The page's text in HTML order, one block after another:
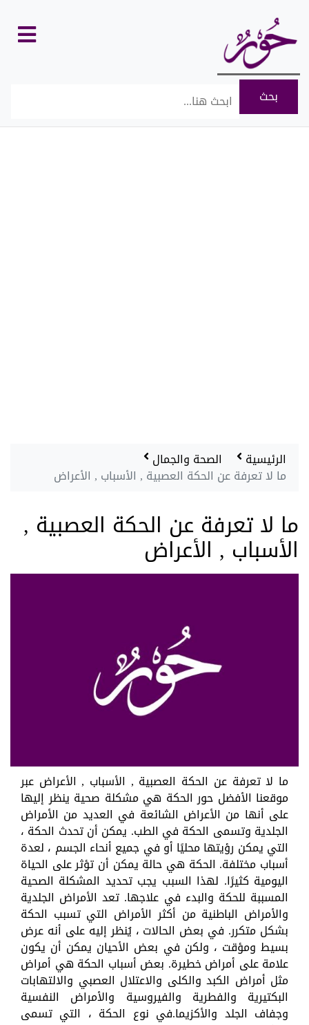
الرئيسية الصحة والجمال
ما لا تعرفة عن الحكة العصبية , الأسباب , الأعراض
ما لا تعرفة عن الحكة العصبية ,
الأسباب , الأعراض
ما لا تعرفة عن الحكة العصبية , الأسباب , الأعراض عبر
موقعنا الأفضل حور الحكة هي مشكلة صحية ينظر إليها
على أنها من الأعراض الشائعة في العديد من الأمراض
الجلدية وتسمى الحكة في الطب. يمكن أن تحدث الحكة ،
التي يمكن رؤيتها محليًا أو في جميع أنحاء الجسم ، لعدة
أسباب مختلفة. الحكة هي حالة يمكن أن تؤثر على الحياة
اليومية كثيرًا. لهذا السبب يجب تحديد المشكلة الصحية
المسببة للحكة والبدء في علاجها. تعد الأمراض الجلدية
والأمراض الباطنية من أكثر الأمراض التي تسبب الحكة
بشكل متكرر. في بعض الحالات ، يُنظر إليه على أنه عرض
بسيط ومؤقت ، ولكن في بعض الأحيان يمكن أن يكون
علامة على أمراض خطيرة. بعض أسباب الحكة هي أمراض
مثل أمراض الكبد والكلى والاعتلال العصبي والالتهابات
البكتيرية والفطرية والفيروسية والأمراض النفسية
وجفاف الجلد والأكزيما.في نوع الحكة ، التي تسمى